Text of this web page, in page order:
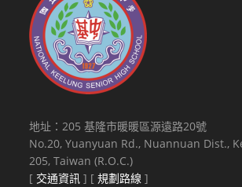
地址：205 基隆市暖暖區源遠路20號
No.20, Yuanyuan Rd., Nuannuan Dist.,
205, Taiwan (R.O.C.)
[ 交通資訊 ] [規劃路線 ]